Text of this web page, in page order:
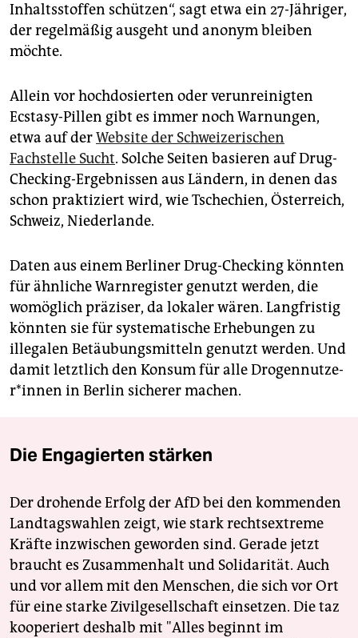
Inhaltsstoffen schützen“, sagt etwa ein 27-Jähriger,
der regelmäßig ausgeht und anonym bleiben
möchte.
Allein vor hochdosierten oder verunreinigten
Ecstasy-Pillen gibt es immer noch Warnungen,
etwa auf derWebsite der Schweizerischen
Fachstelle Sucht. Solche Seiten basieren auf Drug-
Checking-Ergebnissen aus Ländern, in denen das
schon praktiziert wird, wie Tschechien, Österreich,
Schweiz, Niederlande.
Daten aus einem Berliner Drug-Checking könnten
für ähnliche Warnregister genutzt werden, die
womöglich präziser, da lokaler wären. Langfristig
könnten sie für systematische Erhebungen zu
illegalen Betäubungsmitteln genutzt werden. Und
damit letztlich den Konsum für alle Dro­gen­nut­ze­
r*in­nen in Berlin sicherer machen.
Die Engagierten stärken
Der drohende Erfolg der AfD bei den kommenden
Landtagswahlen zeigt, wie stark rechtsextreme
Kräfte inzwischen geworden sind. Gerade jetzt
braucht es Zusammenhalt und Solidarität. Auch
und vor allem mit den Menschen, die sich vor Ort
für eine starke Zivilgesellschaft einsetzen. Die taz
kooperiert deshalb mit "Alles beginnt im